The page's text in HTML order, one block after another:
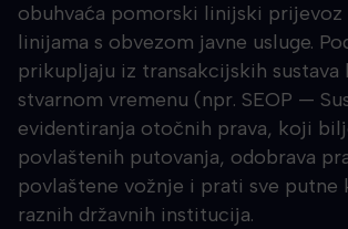
obuhvaća pomorski linijski prijevoz
linijama s obvezom javne usluge.
prikupljaju iz transakcijskih sustava
stvarnom vremenu (npr. SEOP —
evidentiranja otočnih prava, koji
povlaštenih putovanja, odobrava
povlaštene vožnje i prati sve putne
raznih državnih institucija.